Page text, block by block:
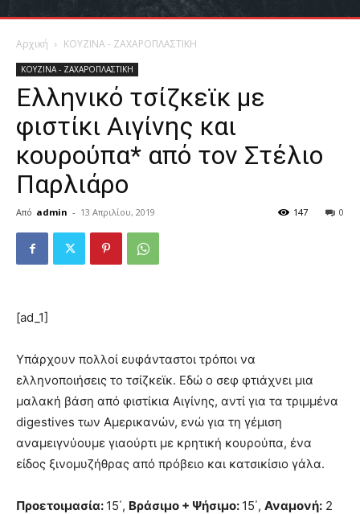
Αρχική ΚΟΥΖΙΝΑ - ΖΑΧΑΡΟΠΛΑΣΤΙΚΗ
ΚΟΥΖΙΝΑ - ΖΑΧΑΡΟΠΛΑΣΤΙΚΗ
Ελληνικό τσίζκεϊκ με
φιστίκι Αιγίνης και
κουρούπα* από τον Στέλιο
Παρλιάρο
Από admin - 13 Απριλίου, 2019 0
147
[ad_1]
Υπάρχουν πολλοί ευφάνταστοι τρόποι να
ελληνοποιήσεις το τσίζκεϊκ. Εδώ ο σεφ φτιάχνει μια
μαλακή βάση από φιστίκια Αιγίνης, αντί για τα τριμμένα
digestives των Αμερικανών, ενώ για τη γέμιση
αναμειγνύουμε γιαούρτι με κρητική κουρούπα, ένα
είδος ξινομυζήθρας από πρόβειο και κατσικίσιο γάλα.
Προετοιμασία: 15΄, Βράσιμο + Ψήσιμο: 15΄, Αναμονή: 2